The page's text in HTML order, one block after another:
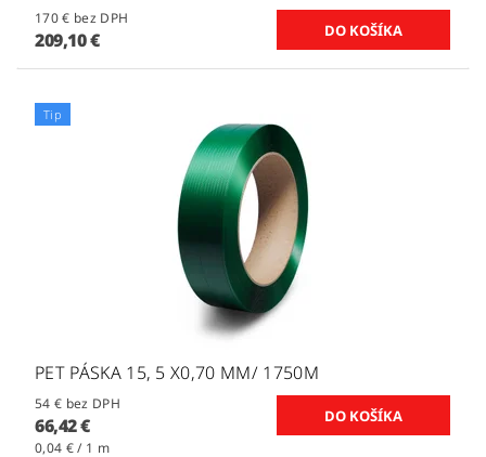
170 € bez DPH
209,10 €
Tip
PET PÁSKA 15, 5 X0,70 MM/ 1750M
54 € bez DPH
66,42 €
0,04 € / 1 m